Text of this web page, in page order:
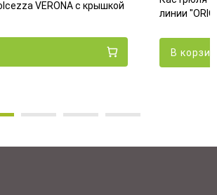
VERONA с крышкой
линии
В